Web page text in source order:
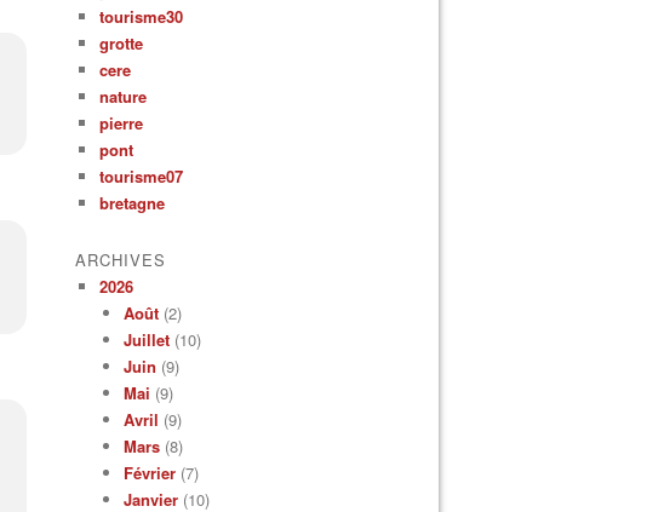
tourisme30
grotte
cere
nature
pierre
pont
tourisme07
bretagne
ARCHIVES
2026
Août (2)
Juillet (10)
Juin (9)
Mai (9)
Avril (9)
Mars (8)
Février (7)
Janvier (10)